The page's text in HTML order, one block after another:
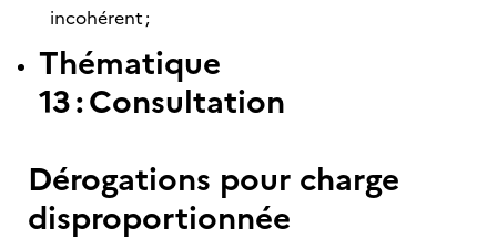
incohérent ;
Thématique
13 : Consultation
Dérogations pour charge
disproportionnée